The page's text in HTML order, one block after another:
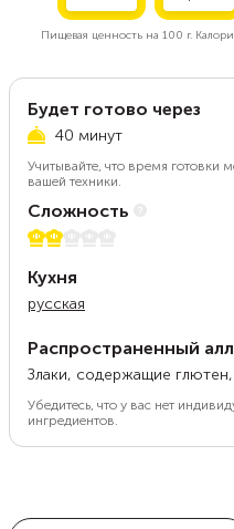
Пищевая ценность на 100 г.
Будет готово через
40 минут
Учитывайте, что время готовки
вашей техники.
Сложность
2 из 5
Кухня
русская
Распространенный
Злаки, содержащие
Убедитесь, что у вас нет
ингредиентов.